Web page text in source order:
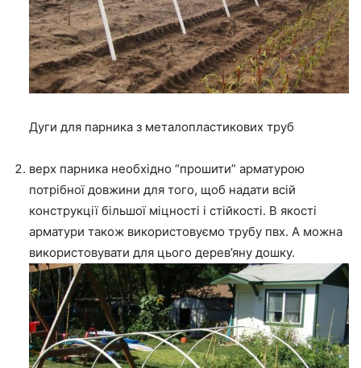
Дуги для парника з металопластикових труб
верх парника необхідно “прошити” арматурою
потрібної довжини для того, щоб надати всій
конструкції більшої міцності і стійкості. В якості
арматури також використовуємо трубу пвх. А можна
використовувати для цього дерев’яну дошку.